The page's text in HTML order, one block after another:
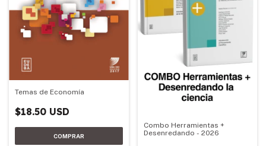
Temas de Economía
$18.50 USD
Combo Herramientas +
Desenredando - 2026